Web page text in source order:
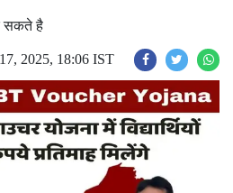
सकते है
2025, 18:06 IST